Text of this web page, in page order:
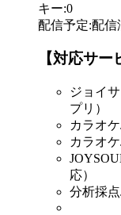
キー:0
配信予定:配信
【対応サー
ジョイ
プリ）
カラオ
カラオ
応）
分析採